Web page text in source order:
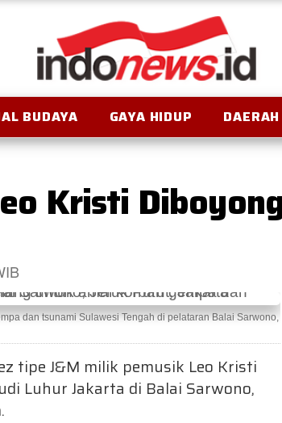
BUDAYA GAYA HIDUP DAERAH
Kristi
dan tsunami Sulawesi Tengah di pelataran Balai Sarwono,
tipe J&M milik pemusik Leo Kristi
Luhur Jakarta di Balai Sarwono,